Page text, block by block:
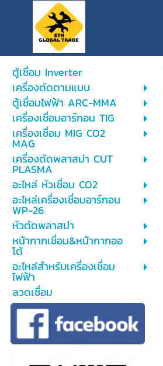
ตู้เชื่อม Inverter
เครื่องตัดตามแบบ
ตู้เชื่อมไฟฟ้า ARC-MMA
เครื่องเชื่อมอาร์กอน TIG
เครื่องเชื่อม MIG CO2
MAG
เครื่องตัดพลาสม่า CUT
PLASMA
อะไหล่ หัวเชื่อม CO2
อะไหล่เครื่องเชื่อมอาร์กอน
WP-26
หัวตัดพลาสม่า
หน้ากากเชื่อม&หน้ากากออ
โต้
อะไหล่สำหรับเครื่องเชื่อม
ไฟฟ้า
ลวดเชื่อม